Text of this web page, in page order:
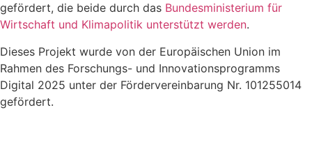
gefördert, die beide durch das Bundesministerium für
Wirtschaft und Klimapolitik unterstützt werden.
Dieses Projekt wurde von der Europäischen Union im
Rahmen des Forschungs- und Innovationsprogramms
Digital 2025 unter der Fördervereinbarung Nr. 101255014
gefördert.